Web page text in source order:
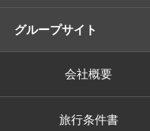
グループサイト
会社概要
旅行条件書